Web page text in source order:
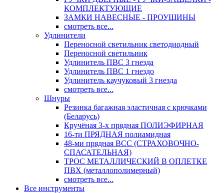
КОМПЛЕКТУЮЩИЕ
ЗАМКИ НАВЕСНЫЕ - ПРОУШИНЫ
смотреть все...
Удлинители
Переносной светильник светодиодный
Переносной светильник
Удлинитель ПВС 3 гнезда
Удлинитель ПВС 1 гнездо
Удлинитель каучуковый 3 гнезда
смотреть все...
Шнуры
Резинка багажная эластичная с крючками
(Беларусь)
Кручёная 3-х прядная ПОЛИЭФИРНАЯ
16-ти ПРЯДНАЯ полиамидная
48-ми прядная ВСС (СТРАХОВОЧНО-
СПАСАТЕЛЬНАЯ)
ТРОС МЕТАЛЛИЧЕСКИЙ В ОПЛЕТКЕ
ПВХ (металлополимерный)
смотреть все...
Все инструменты